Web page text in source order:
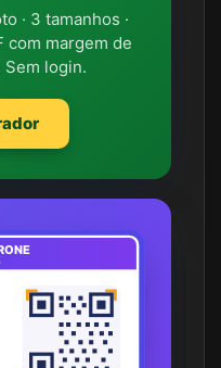
· 3 tamanhos ·
com margem de
login.